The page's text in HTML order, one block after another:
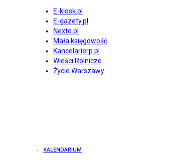
E-kiosk.pl
E-gazety.pl
Nexto.pl
Mała księgowość
Kancelarierp.pl
Wieści Rolnicze
Życie Warszawy
KALENDARIUM